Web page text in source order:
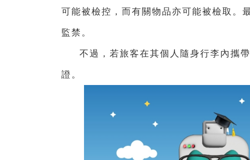
可能被檢控，而有關物品亦可能被檢取。
監禁。
不過，若旅客在其個人隨身行李內攜
證。